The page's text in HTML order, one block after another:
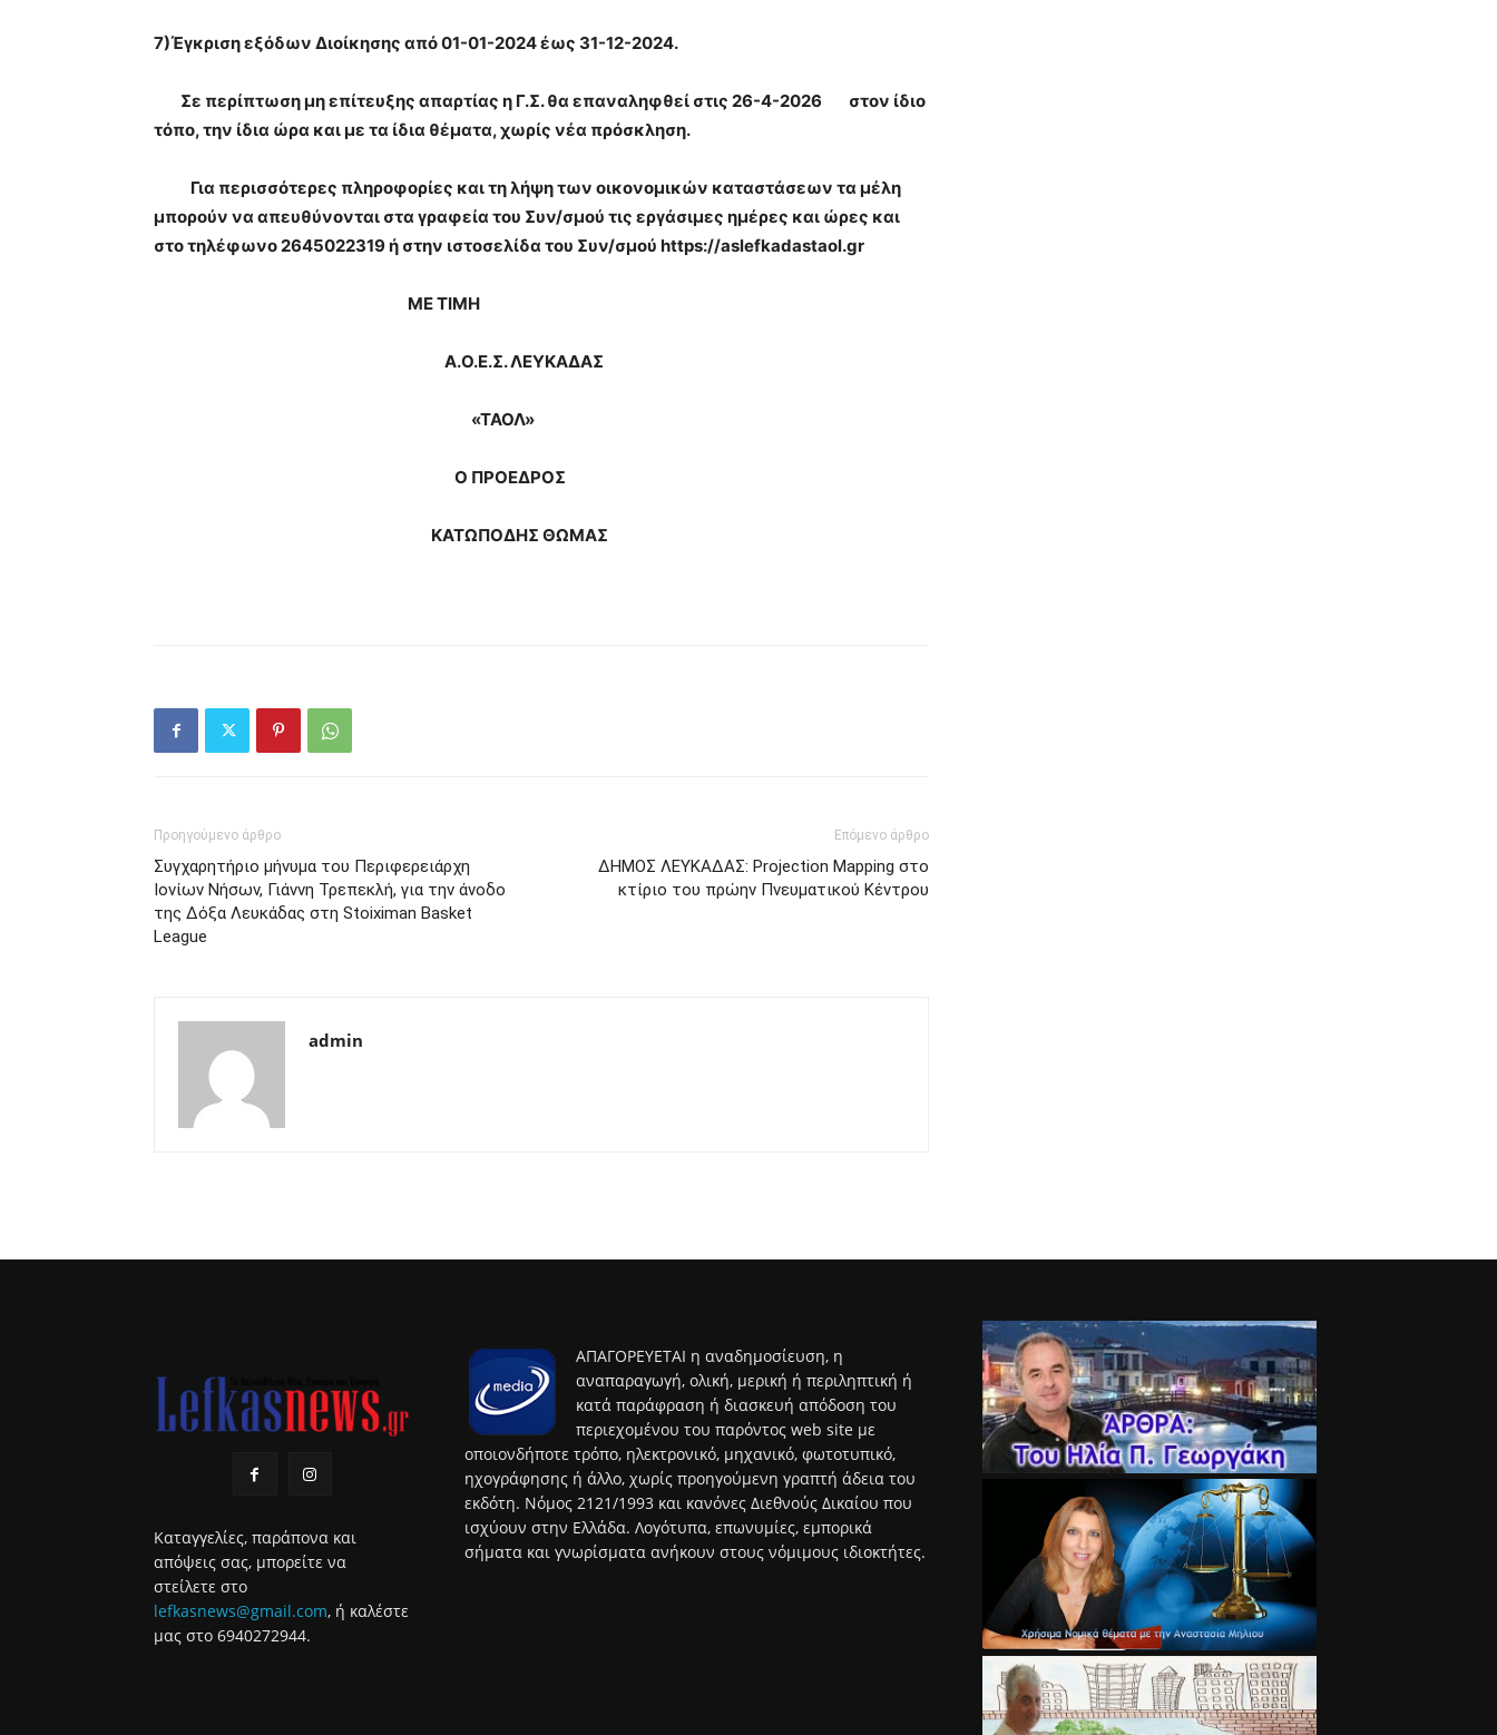
7)Έγκριση εξόδων Διοίκησης από 01-01-2024 έως 31-12-2024.
Σε περίπτωση μη επίτευξης απαρτίας η Γ.Σ. θα επαναληφθεί στις 26-4-2026 στον ίδιο
τόπο, την ίδια ώρα και με τα ίδια θέματα, χωρίς νέα πρόσκληση.
Για περισσότερες πληροφορίες και τη λήψη των οικονομικών καταστάσεων τα μέλη
μπορούν να απευθύνονται στα γραφεία του Συν/σμού τις εργάσιμες ημέρες και ώρες και
στο τηλέφωνο 2645022319 ή στην ιστοσελίδα του Συν/σμού https://aslefkadastaol.gr
ΜΕ ΤΙΜΗ
Α.Ο.Ε.Σ. ΛΕΥΚΑΔΑΣ
«ΤΑΟΛ»
Ο ΠΡΟΕΔΡΟΣ
ΚΑΤΩΠΟΔΗΣ ΘΩΜΑΣ
Προηγούμενο άρθρο
Συγχαρητήριο μήνυμα του Περιφερειάρχη
Ιονίων Νήσων, Γιάννη Τρεπεκλή, για την άνοδο
της Δόξα Λευκάδας στη Stoiximan Basket
League
Επόμενο άρθρο
ΔΗΜΟΣ ΛΕΥΚΑΔΑΣ: Projection Mapping στο
κτίριο του πρώην Πνευματικού Κέντρου
admin
Καταγγελίες, παράπονα και
απόψεις σας, μπορείτε να
στείλετε στο
lefkasnews@gmail.com, ή καλέστε
μας στο 6940272944.
ΑΠΑΓΟΡΕΥΕΤΑΙ η αναδημοσίευση, η
αναπαραγωγή, ολική, μερική ή περιληπτική ή
κατά παράφραση ή διασκευή απόδοση του
περιεχομένου του παρόντος web site με
οποιονδήποτε τρόπο, ηλεκτρονικό, μηχανικό, φωτοτυπικό,
ηχογράφησης ή άλλο, χωρίς προηγούμενη γραπτή άδεια του
εκδότη. Νόμος 2121/1993 και κανόνες Διεθνούς Δικαίου που
ισχύουν στην Ελλάδα. Λογότυπα, επωνυμίες, εμπορικά
σήματα και γνωρίσματα ανήκουν στους νόμιμους ιδιοκτήτες.